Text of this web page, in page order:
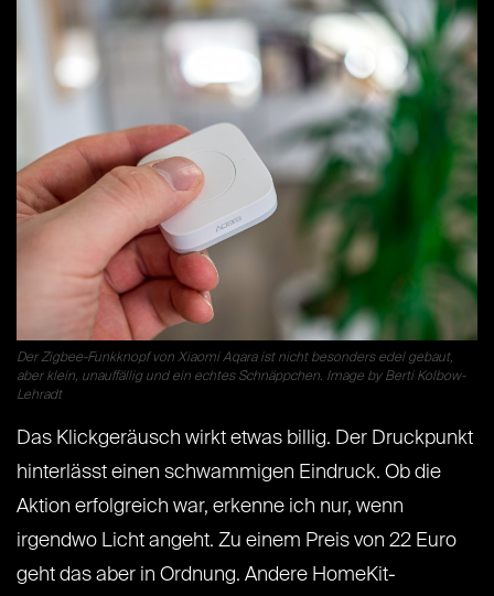
Der Zigbee-Funkknopf von Xiaomi Aqara ist nicht besonders edel gebaut,
aber klein, unauffällig und ein echtes Schnäppchen. Image by Berti Kolbow-
Lehradt
Das Klickgeräusch wirkt etwas billig. Der Druckpunkt
hinterlässt einen schwammigen Eindruck. Ob die
Aktion erfolgreich war, erkenne ich nur, wenn
irgendwo Licht angeht. Zu einem Preis von 22 Euro
geht das aber in Ordnung. Andere HomeKit-